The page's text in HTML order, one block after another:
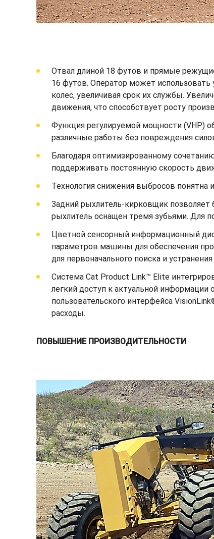
Отвал длиной 18 футов и прямые
16 футов. Оператор может
колес, увеличивая срок их службы.
движения, что способствует росту
Функция регулируемой мощности (VHP)
различные работы без повреждения
Благодаря оптимизированному
поддерживать постоянную скорость
Технология снижения выбросов понятна
Задний рыхлитель-кирковщик
рыхлитель оснащен тремя зубьями. Для
Цветной сенсорный информационный
параметров машины для обеспечения
для первоначального поиска и
Система Cat Product Link™ Elite
легкий доступ к актуальной
пользовательского интерфейса
расходы.
ПОВЫШЕНИЕ ПРОИЗВОДИТЕЛЬНОСТИ